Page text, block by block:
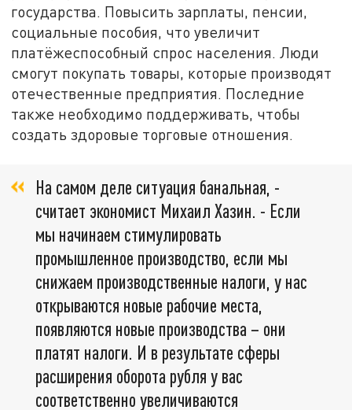
государства. Повысить зарплаты, пенсии,
социальные пособия, что увеличит
платёжеспособный спрос населения. Люди
смогут покупать товары, которые производят
отечественные предприятия. Последние
также необходимо поддерживать, чтобы
создать здоровые торговые отношения.
На самом деле ситуация банальная, -
считает экономист Михаил Хазин. - Если
мы начинаем стимулировать
промышленное производство, если мы
снижаем производственные налоги, у нас
открываются новые рабочие места,
появляются новые производства – они
платят налоги. И в результате сферы
расширения оборота рубля у вас
соответственно увеличиваются